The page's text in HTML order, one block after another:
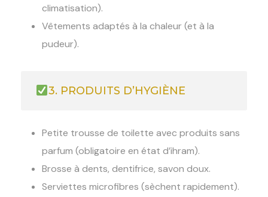
climatisation).
Vêtements adaptés à la chaleur (et à la
pudeur).
3. PRODUITS D’HYGIÈNE
Petite trousse de toilette avec produits sans
parfum (obligatoire en état d’ihram).
Brosse à dents, dentifrice, savon doux.
Serviettes microfibres (sèchent rapidement).